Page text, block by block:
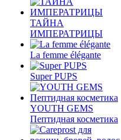
ТАЙНА
ИМПЕРАТРИЦЫ
La femme élégante
Super PUPS
YOUTH GEMS
Пептидная косметика